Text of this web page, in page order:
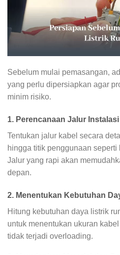
Sebelum mulai pemasangan,
yang perlu dipersiapkan agar
minim risiko.
1. Perencanaan Jalur Instalasi
Tentukan jalur kabel secara
hingga titik penggunaan seperti
Jalur yang rapi akan
depan.
2. Menentukan Kebutuhan
Hitung kebutuhan daya listrik
untuk menentukan ukuran
tidak terjadi overloading.